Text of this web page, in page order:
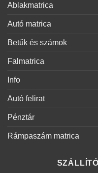
Ablakmatrica
Autó matrica
Betűk és számok
Falmatrica
Info
Autó felirat
Pénztár
Rámpaszám matrica